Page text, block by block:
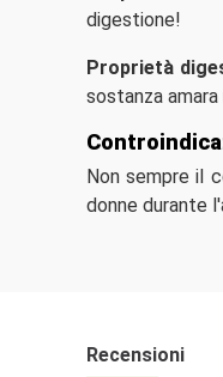
digestione!
Proprietà
sostanza
Non sempre il
donne durante
Recensioni